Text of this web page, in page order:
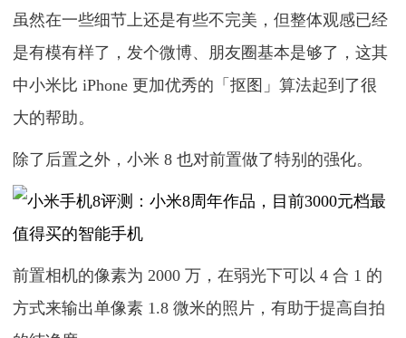
虽然在一些细节上还是有些不完美，但整体观感已经
是有模有样了，发个微博、朋友圈基本是够了，这其
中小米比 iPhone 更加优秀的「抠图」算法起到了很
大的帮助。
除了后置之外，小米 8 也对前置做了特别的强化。
前置相机的像素为 2000 万，在弱光下可以 4 合 1 的
方式来输出单像素 1.8 微米的照片，有助于提高自拍